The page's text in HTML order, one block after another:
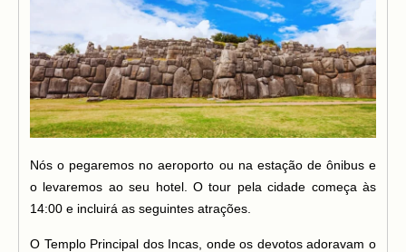
Nós o pegaremos no aeroporto ou na estação de ônibus e
o levaremos ao seu hotel. O tour pela cidade começa às
14:00 e incluirá as seguintes atrações.
O Templo Principal dos Incas, onde os devotos adoravam o